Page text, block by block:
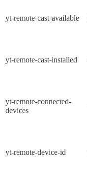
yt-remote-cast-available
yt-remote-cast-installed
yt-remote-connected-
devices
yt-remote-device-id